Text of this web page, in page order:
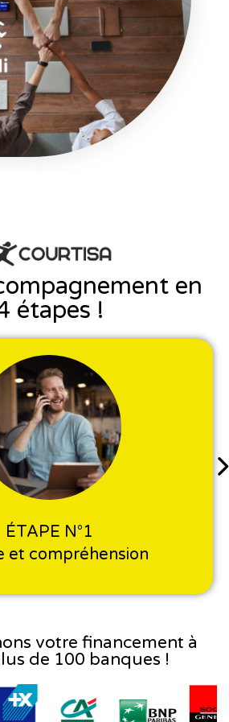
en
étapes !
ÉTAPE N°1
et compréhension
votre financement à
de 100 banques !